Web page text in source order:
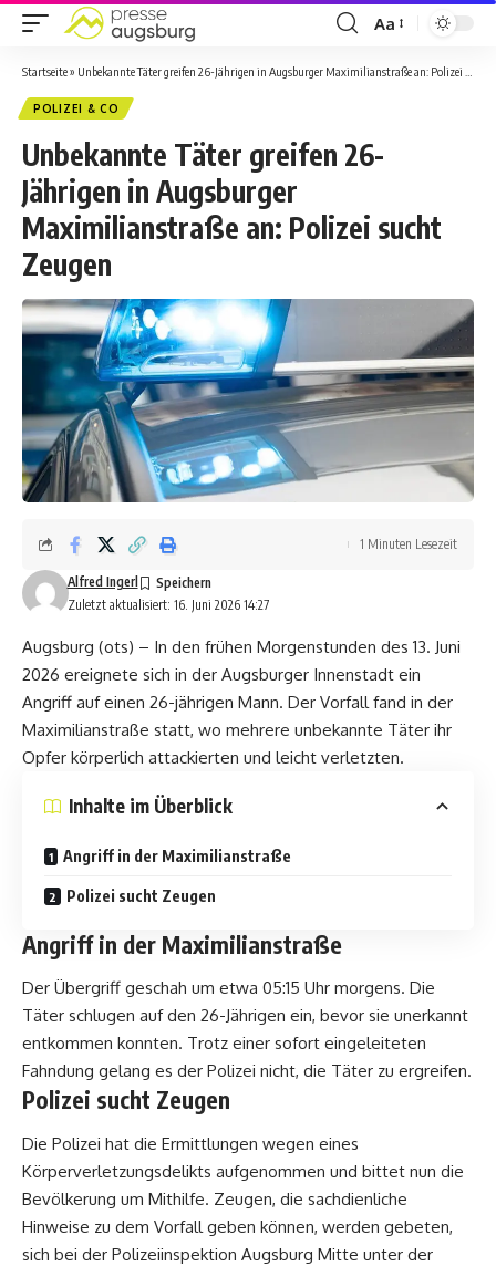
Aa
Startseite» Unbekannte Täter greifen 26-Jährigen in Augsburger Maximilianstraße an: Polizei sucht Zeugen
POLIZEI & CO
Unbekannte Täter greifen 26-
Jährigen in Augsburger
Maximilianstraße an: Polizei sucht
Zeugen
Zuletzt aktualisiert: 16. Juni 2026 14:27
Alfred Ingerl
1 Minuten Lesezeit
Augsburg (ots) – In den frühen Morgenstunden des 13. Juni
2026 ereignete sich in der Augsburger Innenstadt ein
Angriff auf einen 26-jährigen Mann. Der Vorfall fand in der
Maximilianstraße statt, wo mehrere unbekannte Täter ihr
Opfer körperlich attackierten und leicht verletzten.
Inhalte im Überblick
Angriff in der Maximilianstraße
Polizei sucht Zeugen
Angriff in der Maximilianstraße
Der Übergriff geschah um etwa 05:15 Uhr morgens. Die
Täter schlugen auf den 26-Jährigen ein, bevor sie unerkannt
entkommen konnten. Trotz einer sofort eingeleiteten
Fahndung gelang es der Polizei nicht, die Täter zu ergreifen.
Polizei sucht Zeugen
Die Polizei hat die Ermittlungen wegen eines
Körperverletzungsdelikts aufgenommen und bittet nun die
Bevölkerung um Mithilfe. Zeugen, die sachdienliche
Hinweise zu dem Vorfall geben können, werden gebeten,
sich bei der Polizeiinspektion Augsburg Mitte unter der